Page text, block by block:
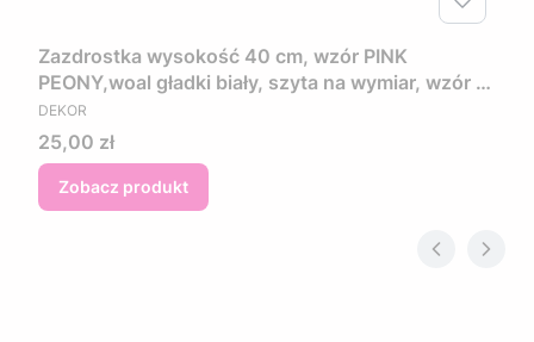
Zazdrostka wysokość 40 cm, wzór PINK
PEONY,woal gładki biały, szyta na wymiar, wzór w
kwiaty w kolorze różowo fioletowym
PRODUCENT
DEKOR
Cena
25,00 zł
Zobacz produkt